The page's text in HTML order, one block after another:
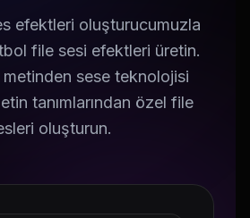
efektleri oluşturucumuzla
file sesi efektleri üretin.
sese teknolojisi
tanımlarından özel file
oluşturun.